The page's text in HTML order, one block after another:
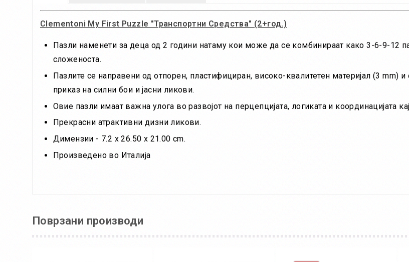
Clementoni My First Puzzle "Транспортни Средства" (2+год.)
Пазли наменети за деца од 2 години натаму кои може да се комбинираат како 3-6-9-12
сложеноста.
Пазлите се направени од отпорен, пластифициран, високо-квалитетен материјал (3 mm)
приказ на силни бои и јасни ликови.
Овие пазли имаат важна улога во развојот на перцепцијата, логиката и координацијата
Прекрасни атрактивни дизни ликови.
Димензии - 7.2 x 26.50 x 21.00 cm.
Произведено во Италија
Поврзани производи